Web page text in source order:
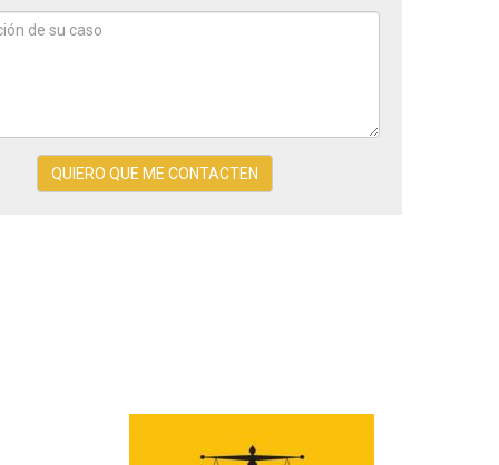
de
su
QUIERO QUE ME CONTACTEN